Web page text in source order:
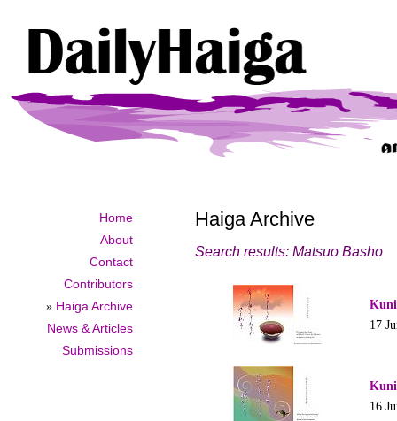
Home
About
Contact
Contributors
» Haiga Archive
News & Articles
Submissions
Haiga Archive
Search results: Matsuo Basho
17
16